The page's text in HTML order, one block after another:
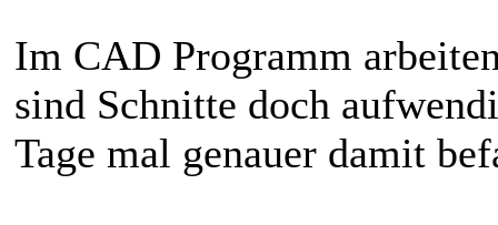
Im CAD Programm
sind Schnitte doch
Tage mal genauer damit